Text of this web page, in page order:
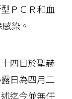
ＰＣＲ和血
染。
四日於聖赫
日為四月二
迄今並無任